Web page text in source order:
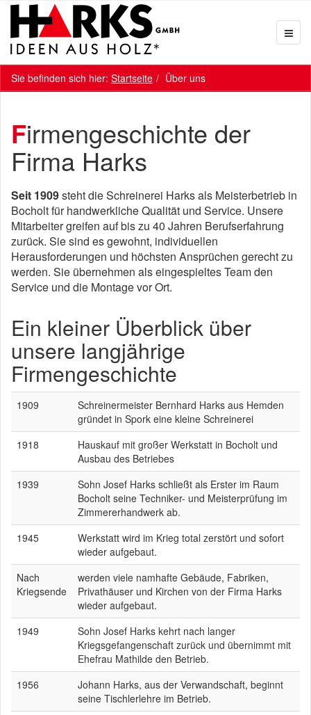
Sie befinden sich hier: Startseite Über uns
Firmengeschichte der
Firma Harks
Seit 1909steht die Schreinerei Harks als Meisterbetrieb in
Bocholt für handwerkliche Qualität und Service. Unsere
Mitarbeiter greifen auf bis zu 40 Jahren Berufserfahrung
zurück. Sie sind es gewohnt, individuellen
Herausforderungen und höchsten Ansprüchen gerecht zu
werden. Sie übernehmen als eingespieltes Team den
Service und die Montage vor Ort.
Ein kleiner Überblick über
unsere langjährige
Firmengeschichte
1909
Schreinermeister Bernhard Harks aus Hemden
gründet in Spork eine kleine Schreinerei
1918
Hauskauf mit großer Werkstatt in Bocholt und
Ausbau des Betriebes
1939
Sohn Josef Harks schließt als Erster im Raum
Bocholt seine Techniker- und Meisterprüfung im
Zimmererhandwerk ab.
1945
Werkstatt wird im Krieg total zerstört und sofort
wieder aufgebaut.
Nach
Kriegsende
werden viele namhafte Gebäude, Fabriken,
Privathäuser und Kirchen von der Firma Harks
wieder aufgebaut.
1949
Sohn Josef Harks kehrt nach langer
Kriegsgefangenschaft zurück und übernimmt mit
Ehefrau Mathilde den Betrieb.
1956
Johann Harks, aus der Verwandschaft, beginnt
seine Tischlerlehre im Betrieb.